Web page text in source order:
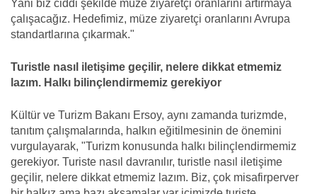
Yani biz ciddi şekilde müze ziyaretçi oranlarını artırmaya
çalışacağız. Hedefimiz, müze ziyaretçi oranlarını Avrupa
standartlarına çıkarmak."
Turistle nasıl iletişime geçilir, nelere dikkat etmemiz
lazım. Halkı bilinçlendirmemiz gerekiyor
Kültür ve Turizm Bakanı Ersoy, aynı zamanda turizmde,
tanıtım çalışmalarında, halkın eğitilmesinin de önemini
vurgulayarak, "Turizm konusunda halkı bilinçlendirmemiz
gerekiyor. Turiste nasıl davranılır, turistle nasıl iletişime
geçilir, nelere dikkat etmemiz lazım. Biz, çok misafirperver